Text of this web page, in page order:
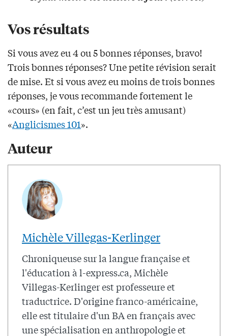
Vos résultats
Si vous avez eu 4 ou 5 bonnes réponses, bravo!
Trois bonnes réponses? Une petite révision serait
de mise. Et si vous avez eu moins de trois bonnes
réponses, je vous recommande fortement le
«cours» (en fait, c’est un jeu très amusant)
«Anglicismes 101».
Auteur
Michèle Villegas-Kerlinger
Chroniqueuse sur la langue française et
l'éducation à l-express.ca, Michèle
Villegas-Kerlinger est professeure et
traductrice. D'origine franco-américaine,
elle est titulaire d'un BA en français avec
une spécialisation en anthropologie et